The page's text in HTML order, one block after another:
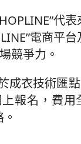
代
電商平
競爭力。
成衣技術匯
報名，費